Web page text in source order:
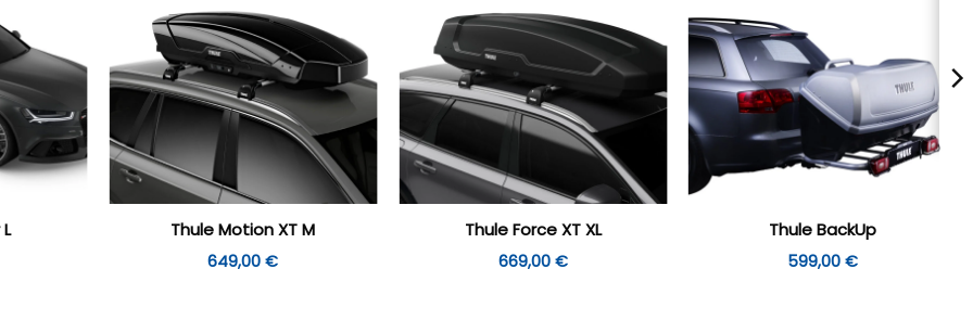
Thule Motion XT M
649,00€
Thule Force XT XL
669,00 €
Thule BackUp
599,00€